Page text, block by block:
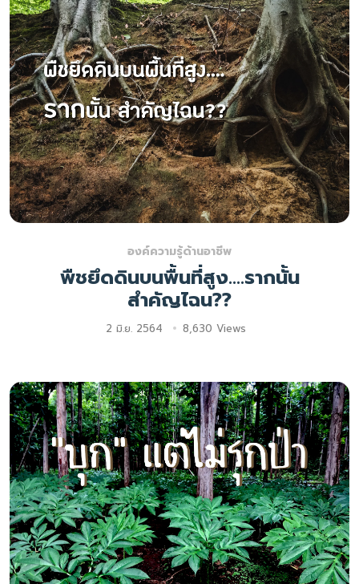
องค์ความรู้ด้านอาชีพ
พืชยึดดินบนพื้นที่สูง....รากนั้น
สำคัญไฉน??
2 มิ.ย. 2564 8,630 Views